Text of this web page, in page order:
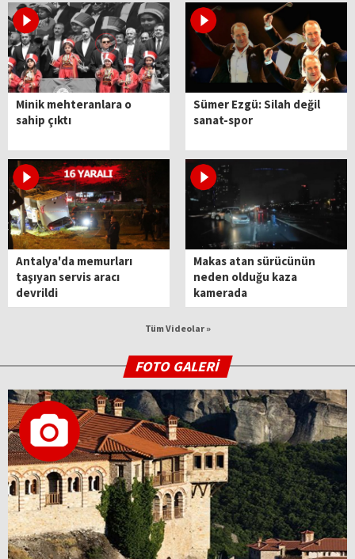
Minik mehteranlara o
sahip çıktı
Sümer Ezgü: Silah değil
sanat-spor
Antalya'da memurları
taşıyan servis aracı
devrildi
Makas atan sürücünün
neden olduğu kaza
kamerada
Tüm Videolar »
FOTO GALERİ